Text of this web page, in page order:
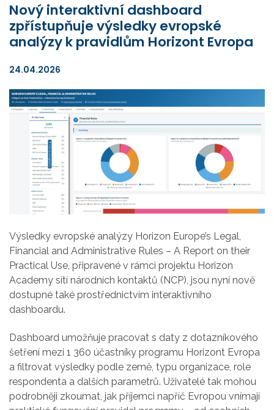
Nový interaktivní dashboard
zpřístupňuje výsledky evropské
analýzy k pravidlům Horizont Evropa
24.04.2026
Výsledky evropské analýzy Horizon Europe’s Legal,
Financial and Administrative Rules – A Report on their
Practical Use , připravené v rámci projektu Horizon
Academy sítí národních kontaktů (NCP), jsou nyní nově
dostupné také prostřednictvím interaktivního
dashboardu.
Dashboard umožňuje pracovat s daty z dotazníkového
šetření mezi 1 360 účastníky programu Horizont Evropa
a filtrovat výsledky podle země, typu organizace, role
respondenta a dalších parametrů. Uživatelé tak mohou
podrobněji zkoumat, jak příjemci napříč Evropou vnímají